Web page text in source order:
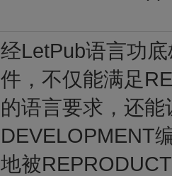
经LetPub语言功
件，不仅能满足
的语言要求，还
DEVELOPMENT
地被